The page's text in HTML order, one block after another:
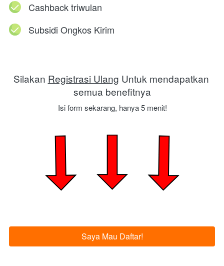
Cashback triwulan
Subsidi Ongkos Kirim
Silakan Registrasi Ulang Untuk mendapatkan
semua benefitnya
Isi form sekarang, hanya 5 menit!
`
Saya Mau Daftar!